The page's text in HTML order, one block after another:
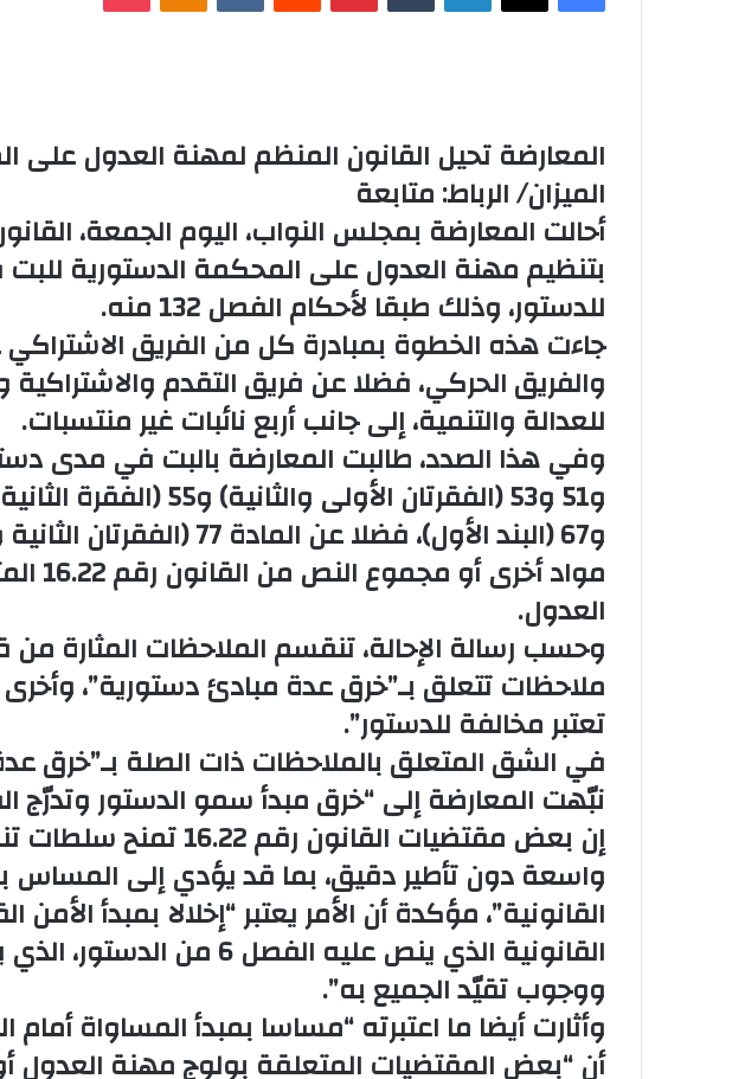
المعارضة تحيل القانون المنظم لمهنة العدول على
الميزان/ الرباط: متابعة
بتنظيم مهنة العدول على المحكمة الدستورية
للدستور، وذلك طبقا لأحكام الفصل 132 منه.
جاءت هذه الخطوة بمبادرة كل من الفريق الاشتراكي
والفريق الحركي، فضلا عن فريق التقدم والاشتراكية
للعدالة والتنمية، إلى جانب أربع نائبات غير منتسبات.
و67 (البند الأول)، فضلا عن المادة
مواد
العدول.
وحسب رسالة الإحالة، تنقسم الملاحظات المثارة من
ملاحظات تتعلق بـ”خرق عدة مبادئ دستورية”،
تعتبر مخالفة للدستور”.
في الشق المتعلق بالملاحظات ذات الصلة بـ”خرق
نبّهت المعارضة إلى “خرق مبدأ سمو الدستور وتدرّج
إن بعض مقتضيات القانون رقم
واسعة دون تأطير دقيق، بما قد يؤدي إلى المساس
القانونية”، مؤكدة أن الأمر يعتبر “إخلالا بمبدأ الأمن
القانونية الذي ينص عليه الفصل
ووجوب تقيّد الجميع به”.
وأثارت أيضا ما اعتبرته “مساسا بمبدأ المساواة
أن “بعض المقتضيات المتعلقة بولوج مهنة العدول